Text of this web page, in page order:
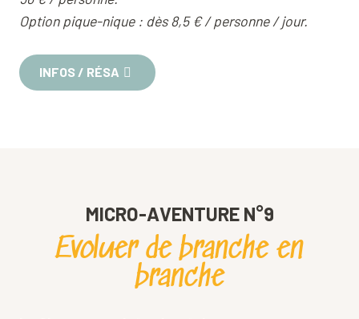
Option pique-nique : dès 8,5 € / personne / jour.
INFOS / RÉSA
MICRO-AVENTURE N°9
Evoluer de branche en
branche